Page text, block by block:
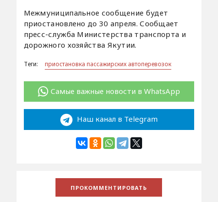
Межмуниципальное сообщение будет
приостановлено до 30 апреля. Сообщает
пресс-служба Министерства транспорта и
дорожного хозяйства Якутии.
Теги: приостановка пассажирских автоперевозок
Самые важные новости в WhatsApp
Наш канал в Telegram